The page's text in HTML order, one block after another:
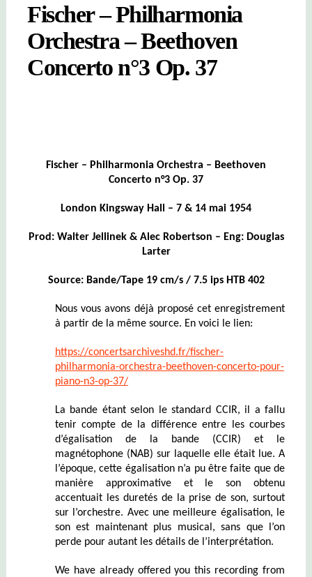
Fischer – Philharmonia
Orchestra – Beethoven
Concerto n°3 Op. 37
Fischer – Philharmonia Orchestra – Beethoven
Concerto n°3 Op. 37
London Kingsway Hall – 7 & 14 mai 1954
Prod: Walter Jellinek & Alec Robertson – Eng: Douglas
Larter
Source: Bande/Tape 19 cm/s / 7.5 ips HTB 402
Nous vous avons déjà proposé cet enregistrement
à partir de la même source. En voici le lien:
https://concertsarchiveshd.fr/fischer-
philharmonia-orchestra-beethoven-concerto-pour-
piano-n3-op-37/
La bande étant selon le standard CCIR, il a fallu
tenir compte de la différence entre les courbes
d’égalisation de la bande (CCIR) et le
magnétophone (NAB) sur laquelle elle était lue. A
l’époque, cette égalisation n’a pu être faite que de
manière approximative et le son obtenu
accentuait les duretés de la prise de son, surtout
sur l’orchestre. Avec une meilleure égalisation, le
son est maintenant plus musical, sans que l’on
perde pour autant les détails de l’interprétation.
We have already offered you this recording from